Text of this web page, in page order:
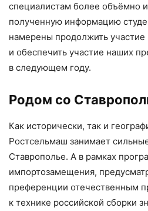
специалистам более объёмно
полученную информацию
намерены продолжить участие
и обеспечить участие наших
в следующем году.
Родом со
Как исторически, так и
Ростсельмаш занимает
Ставрополье. А в рамках
импортозамещения,
преференции отечественным
к технике российской сборки